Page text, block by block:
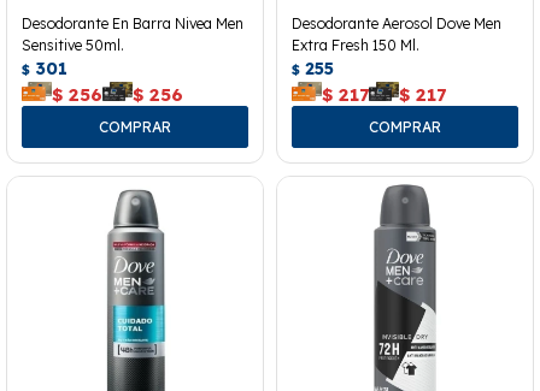
Desodorante En Barra Nivea Men
Sensitive 50ml.
$ 301
$ 256 $ 256
Desodorante Aerosol Dove Men
Extra Fresh 150 Ml.
$ 255
$ 217 $ 217